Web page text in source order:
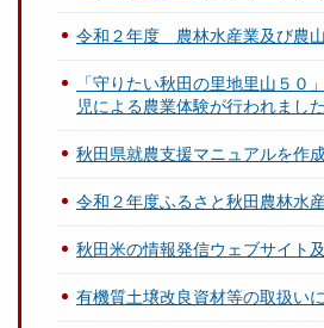
令和２年度 農林水産業及び農
「守りたい秋田の里地里山５０
児による農業体験が行われました
秋田県就農支援マニュアルを作
令和２年度ふるさと秋田農林水
秋田米の情報発信ウェブサイト
有機質土壌改良資材等の取扱い